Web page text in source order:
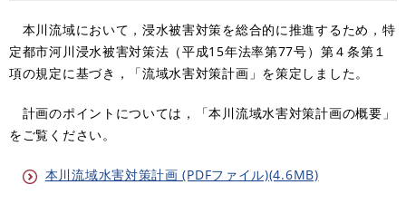
本川流域において，浸水被害対策を総合的に推進するため，特
定都市河川浸水被害対策法（平成15年法率第77号）第４条第１
項の規定に基づき，「流域水害対策計画」を策定しました。
計画のポイントについては，「本川流域水害対策計画の概要」
をご覧ください。
本川流域水害対策計画 (PDFファイル)(4.6MB)